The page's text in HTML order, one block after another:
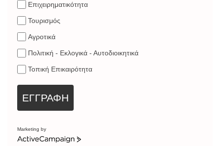
Επιχειρηματικότητα
Τουρισμός
Αγροτικά
Πολιτική - Εκλογικά - Αυτοδιοικητικά
Τοπική Επικαιρότητα
ΕΓΓΡΑΦΗ
Marketing by